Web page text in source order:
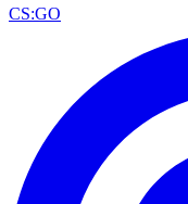
CS:GO